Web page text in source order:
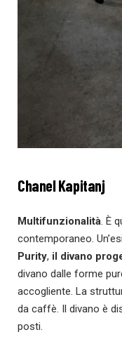
Chanel Kapitanj
Multifunzionalità. È
contemporaneo.
Purity, il divano
divano dalle forme
accogliente. La
da caffè. Il divano è
posti.